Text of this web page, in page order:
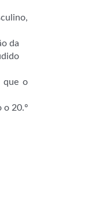
da
que o
o 20.º